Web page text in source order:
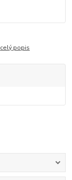
celý popis